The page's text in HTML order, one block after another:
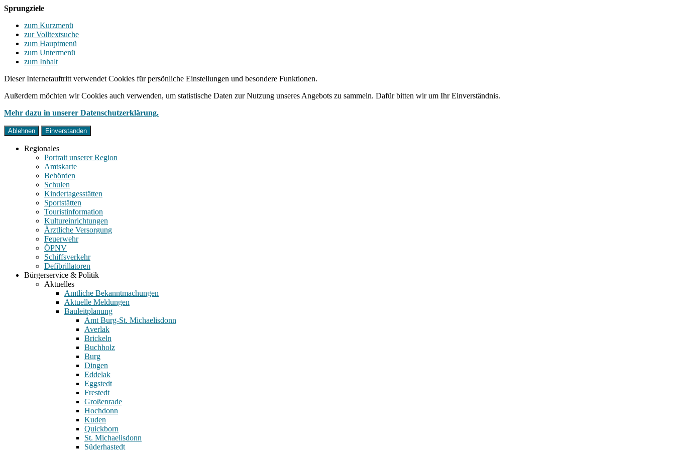
Sprungziele
zum Kurzmenü
zur Volltextsuche
zum Hauptmenü
zum Untermenü
zum Inhalt
Dieser Internetauftritt verwendet Cookies für persönliche Einstellungen und besondere Funktionen.
Außerdem möchten wir Cookies auch verwenden, um statistische Daten zur Nutzung unseres Angebots zu sammeln. Dafür bitten wir um Ihr Einverständnis.
Mehr dazu in unserer Datenschutzerklärung.
Ablehnen Einverstanden
Regionales
Portrait unserer Region
Amtskarte
Behörden
Schulen
Kindertagesstätten
Sportstätten
Touristinformation
Kultureinrichtungen
Ärztliche Versorgung
Feuerwehr
ÖPNV
Schiffsverkehr
Defibrillatoren
Bürgerservice & Politik
Aktuelles
Amtliche Bekanntmachungen
Aktuelle Meldungen
Bauleitplanung
Amt Burg-St. Michaelisdonn
Averlak
Brickeln
Buchholz
Burg
Dingen
Eddelak
Eggstedt
Frestedt
Großenrade
Hochdonn
Kuden
Quickborn
St. Michaelisdonn
Süderhastedt